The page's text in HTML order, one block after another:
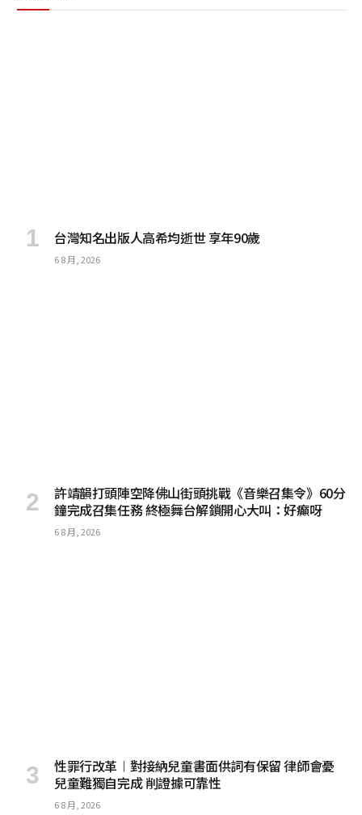
台灣知名出版人高希均逝世 享年90歲
6 8 月, 2026
許靖韻打頭陣空降佛山街頭挑戰《音樂召集令》60分
鐘完成召集任務 終極舞台解鎖開心大叫：好癲呀
6 8 月, 2026
性罪行改革︱對接納兒童書面供詞有保留 律師會憂
兒童難獨自完成 削證據可靠性
6 8 月, 2026